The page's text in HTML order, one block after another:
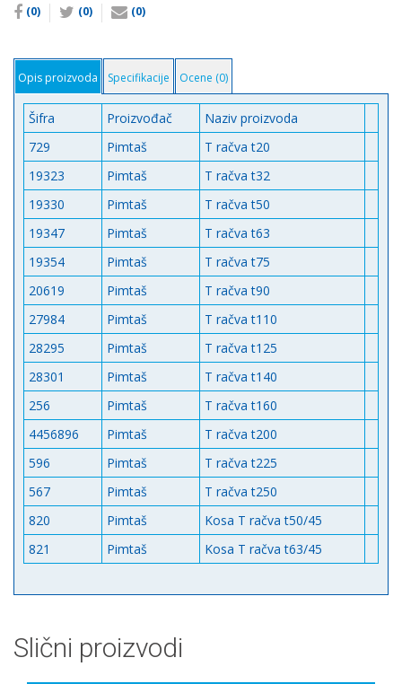
(0) (0) (0)
Opis proizvoda Specifikacije Ocene (0)
Šifra Proizvođač
Naziv proizvoda
729
Pimtaš
T račva t20
19323
Pimtaš
T račva t32
19330
Pimtaš
T račva t50
19347
Pimtaš
T račva t63
19354
Pimtaš
T račva t75
20619
Pimtaš
T račva t90
27984
Pimtaš
T račva t110
28295
Pimtaš
T račva t125
28301
Pimtaš
T račva t140
256
Pimtaš
T račva t160
4456896
Pimtaš
T račva t200
596
Pimtaš
T račva t225
567
Pimtaš
T račva t250
820
Pimtaš
Kosa T račva t50/45
821
Pimtaš Kosa T račva t63/45
Slični proizvodi